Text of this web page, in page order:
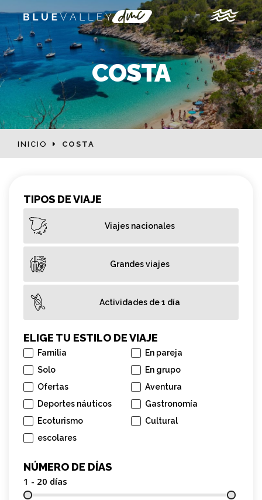
COSTA
INICIO COSTA
TIPOS DE VIAJE
Viajes nacionales
Grandes viajes
Actividades de 1 día
ELIGE TU ESTILO DE VIAJE
Familia
En pareja
Solo
En grupo
Ofertas
Aventura
Deportes náuticos
Gastronomía
Ecoturismo
Cultural
escolares
NÚMERO DE DÍAS
1 - 20 días